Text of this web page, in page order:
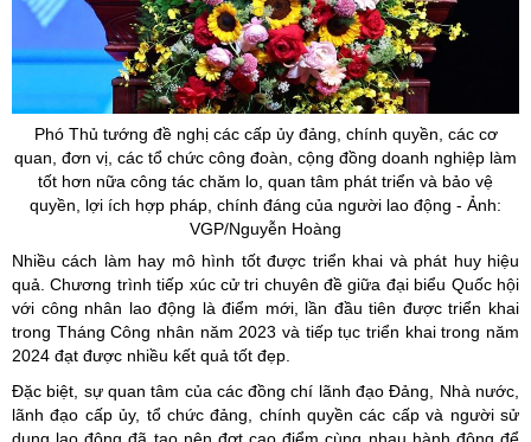
Phó Thủ tướng đề nghị các cấp ủyđảng, chính quyền, các cơ
quan, đơn vị, các tổ chức công đoàn, cộng đồng doanh nghiệp làm
tốt hơn nữa công tác chăm lo, quan tâm phát triển và bảo vệ
quyền, lợi ích hợp pháp, chính đáng của người lao động - Ảnh:
VGP/Nguyễn Hoàng
Nhiều cách làm hay mô hình tốt được triển khai và phát huy hiệu
quả. Chương trình tiếp xúc cử tri chuyên đề giữa đại biểu Quốc hội
với công nhân lao động là điểm mới, lần đầu tiên được triển khai
trong Tháng Công nhân năm 2023 và tiếp tục triển khai trong năm
2024 đạt được nhiều kết quả tốt đẹp.
Đặc biệt, sự quan tâm của các đồng chí lãnh đạo Đảng, Nhà nước,
lãnh đạo cấp ủy, tổ chức đảng, chính quyền các cấp và người sử